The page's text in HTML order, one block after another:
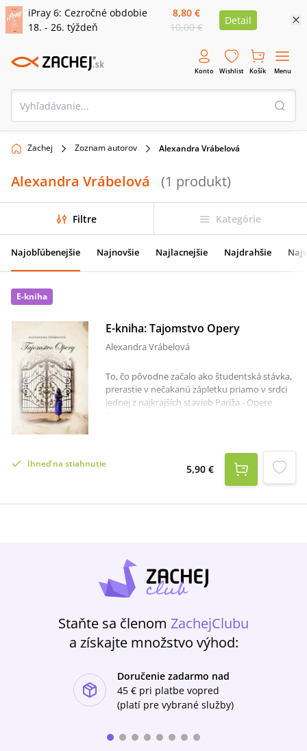
iPray 6: Cezročné obdobie
18. - 26. týždeň
8,80 €
10,00 €
Detail
Konto Wishlist Košík Menu
Zachej Zoznam autorov Alexandra Vrábelová
Alexandra Vrábelová (1 produkt)
Filtre Kategórie
Najobľúbenejšie Najnovšie Najlacnejšie Najdrahšie
E-kniha
E-kniha: Tajomstvo Opery
Alexandra Vrábelová
To, čo pôvodne začalo ako študentská stávka,
prerastie v nečakanú zápletku priamo v srdci
jednej z najkrajších stavieb Paríža - Opere
Garnier. Mladá študentka architektúry, Emma,
práve Operu. Nechajte sa vtiahnuť do
tajomných chodieb a spoznajte príbeh ženy,
ktorá na tom najnepravdepodobnejšom
strach, ale aj zvedavosť. Hrozí jej
Ihneď na stiahnutie 5,90 €
Staňte sa členom ZachejClubu
a získajte množstvo výhod:
Doručenie zadarmo nad
45 € pri platbe vopred
(platí pre vybrané služby)